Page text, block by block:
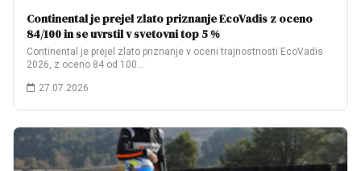
Continental je prejel zlato priznanje EcoVadis z oceno
84/100 in se uvrstil v svetovni top 5 %
Continental je prejel zlato priznanje v oceni trajnostnosti EcoVadis
2026, z oceno 84 od 100…
27.07.2026